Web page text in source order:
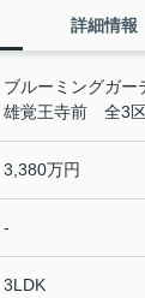
詳細情報
ブルーミングガ
雄覚王寺前 全3
3,380万円
-
3LDK